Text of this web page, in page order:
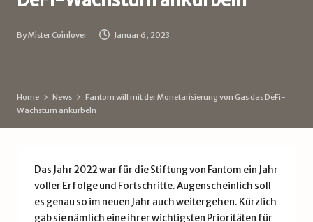
B
u
Posted
ByMister Coinlover Januar 6, 2023
Home News
Fantom will mit der Monetarisierung von Gas das DeFi-
Wachstum ankurbeln
Das Jahr 2022 war für die Stiftung von Fantom ein Jahr
voller Erfolge und Fortschritte. Augenscheinlich soll
es genau so im neuen Jahr auch weitergehen. Kürzlich
gab sie nämlich eine ihrer wichtigsten Prioritäten für